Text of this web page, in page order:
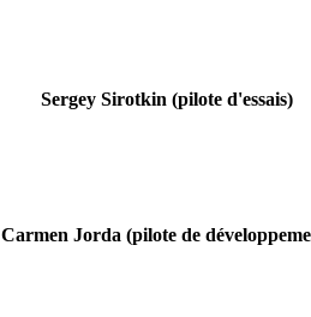
Sergey Sirotkin (pilote d'essais)
Carmen Jorda (pilote de